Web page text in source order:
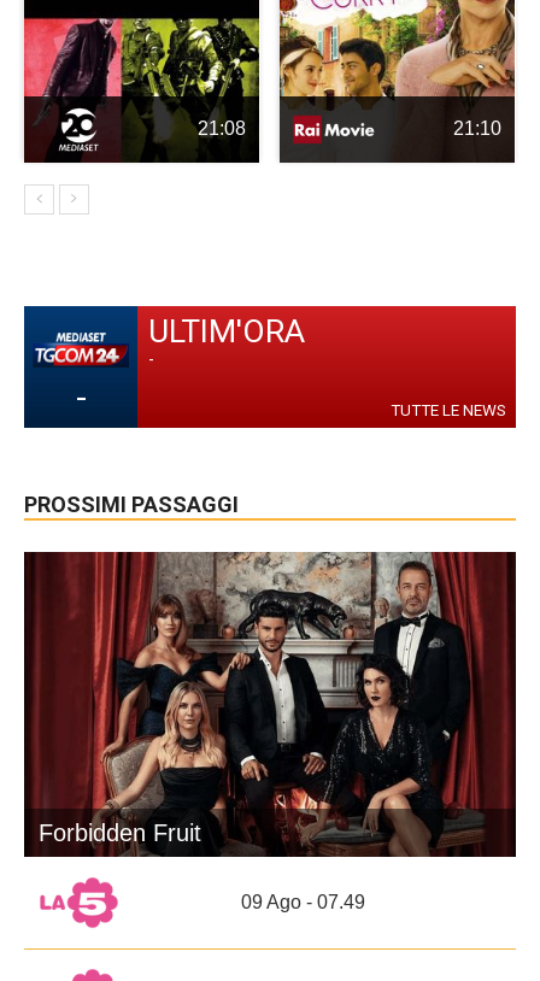
21:08 21:10
-
ULTIM'ORA
-
TUTTE LE NEWS
PROSSIMI PASSAGGI
Forbidden Fruit
09 Ago - 07.49